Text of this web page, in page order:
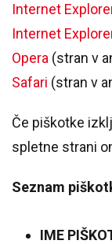
Internet
Internet
Opera (stran v
Safari (stran v
Če piškotke
spletne strani
Seznam
IME